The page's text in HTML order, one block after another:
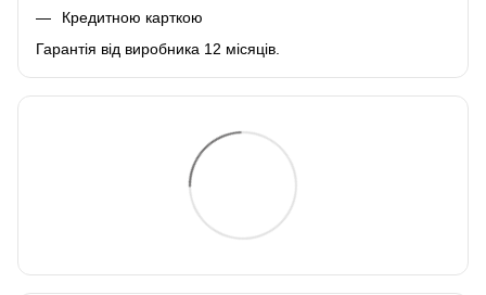
Кредитною карткою
Гарантія від виробника 12 місяців.